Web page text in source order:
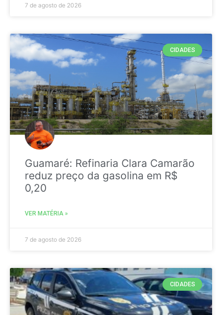
7 de agosto de 2026
CIDADES
Guamaré: Refinaria Clara Camarão
reduz preço da gasolina em R$
0,20
VER MATÉRIA »
7 de agosto de 2026
CIDADES